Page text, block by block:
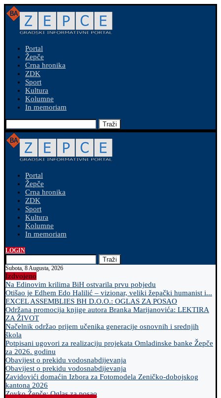
Portal
Žepče
Crna hronika
ZDK
Sport
Kultura
Kolumne
In memoriam
Traži
Portal
Žepče
Crna hronika
ZDK
Sport
Kultura
Kolumne
In memoriam
LOGIN
Traži
Subota, 8 Augusta, 2026
Izdvojeno
Na Edinovim krilima BiH ostvarila prvu pobjedu
Otišao je Edhem Edo Halilić – vizionar, veliki žepački humanist i...
EXCEL ASSEMBLIES BH D.O.O.: OGLAS ZA POSAO
Održana promocija knjige autora Branka Marijanovića: LEKTIRA
ZA ŽIVOT
Načelnik održao prijem učenika generacije osnovnih i srednjih
škola
Potpisani ugovori za realizaciju projekata Omladinske banke Žepče
za 2026. godinu
Obavijest o prekidu vodosnabdijevanja
Obavijest o prekidu vodosnabdijevanja
Zavidovići domaćin Izbora za Fotomodela Zeničko-dobojskog
kantona 2026
Zovko Žepče: Oglas za posao